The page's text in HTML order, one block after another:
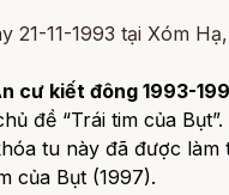
21-11-1993 tại Xóm
cư kiết đông 1993-
đề “Trái tim của
tu này đã được làm
của Bụt (1997).